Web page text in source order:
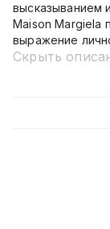
высказыванием
Maison Margiela
выражение
Скрыть